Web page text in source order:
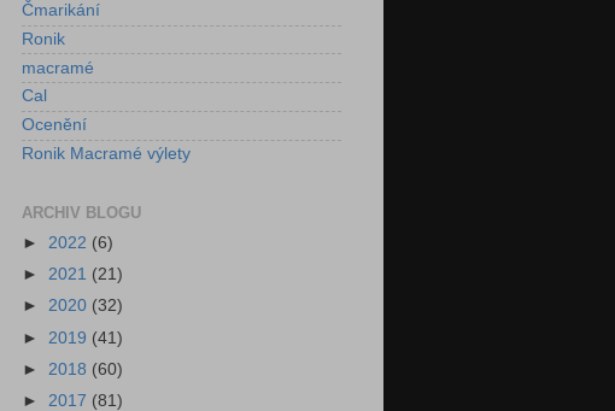
Čmarikání
Ronik
macramé
Cal
Ocenění
Ronik Macramé výlety
ARCHIV BLOGU
► 2022 (6)
► 2021 (21)
► 2020 (32)
► 2019 (41)
► 2018 (60)
► 2017 (81)